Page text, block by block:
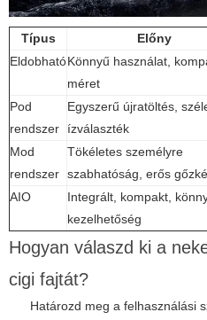
Típus Előny
EldobhatóKönnyű használat,
méret
Pod
rendszer
Egyszerű újratöltés,
ízválaszték
Mod
rendszer
Tökéletes személyre
szabhatóság, erős
AIO
Integrált, kompakt,
kezelhetőség
Hogyan válaszd ki a
cigi fajtát?
Határozd meg a felhasználási